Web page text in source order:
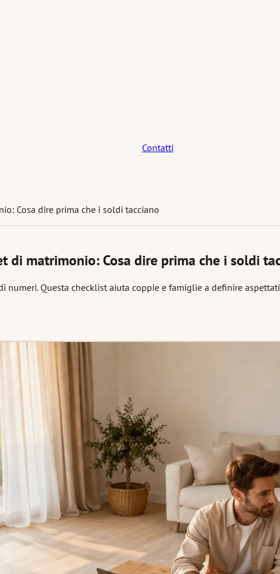
Contatti
Cosa dire prima che i soldi tacciano
di matrimonio: Cosa dire prima che i soldi
Questa checklist aiuta coppie e famiglie a definire